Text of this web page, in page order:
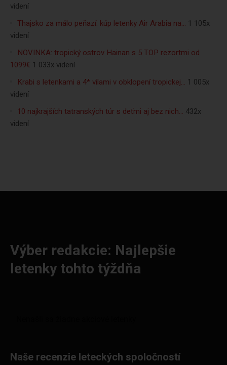
videní
Thajsko za málo peňazí: kúp letenky Air Arabia na… 1 105x
videní
NOVINKA: tropický ostrov Hainan s 5 TOP rezortmi od
1099€ 1 033x videní
Krabi s letenkami a 4* vilami v obklopení tropickej… 1 005x
videní
10 najkrajších tatranských túr s deťmi aj bez nich… 432x
videní
Výber redakcie: Najlepšie
letenky tohto týždňa
Naše recenzie leteckých spoločností